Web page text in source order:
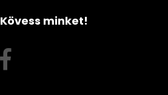
Kövess minket!